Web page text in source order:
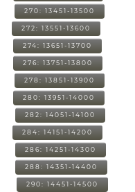
270: 13451-13500
272: 13551-13600
274: 13651-13700
276: 13751-13800
278: 13851-13900
280: 13951-14000
282: 14051-14100
284: 14151-14200
286: 14251-14300
288: 14351-14400
290: 14451-14500